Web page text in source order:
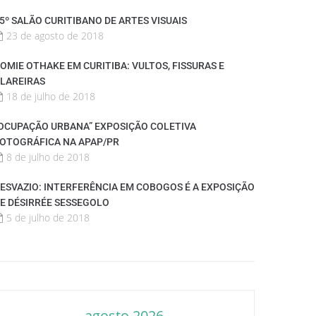
SALÃO CURITIBANO DE ARTES VISUAIS
23 de agosto de 2018
OTHAKE EM CURITIBA: VULTOS, FISSURAS E
18 de julho de 2018
URBANA” EXPOSIÇÃO COLETIVA
NA APAP/PR
8 de julho de 2018
INTERFERÊNCIA EM COBOGOS É A EXPOSIÇÃO
DÉSIRRÉE SESSEGOLO
5 de julho de 2018